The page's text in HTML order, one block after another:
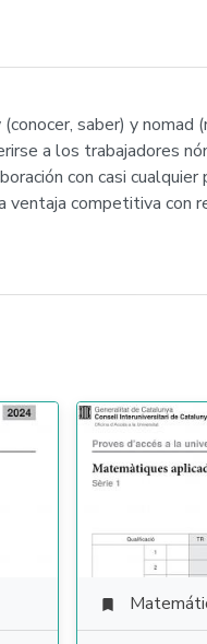
saber) y nomad
a los trabajadores
con casi cualquier
ventaja competitiva con
 Matemáticas